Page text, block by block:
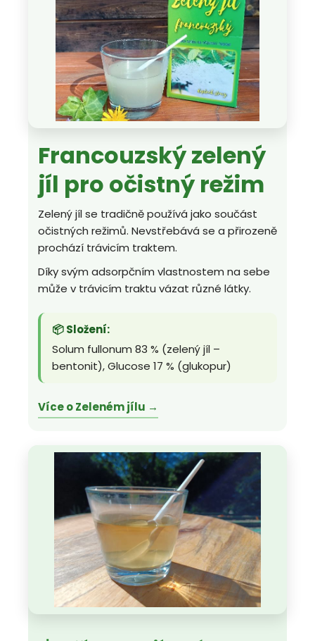
Francouzský zelený
jíl pro očistný režim
Zelený jíl se tradičně používá jako součást
očistných režimů. Nevstřebává se a přirozeně
prochází trávicím traktem.
Díky svým adsorpčním vlastnostem na sebe
může v trávicím traktu vázat různé látky.
📦 Složení:
Solum fullonum 83 % (zelený jíl –
bentonit), Glucose 17 % (glukopur)
Více o Zeleném jílu →